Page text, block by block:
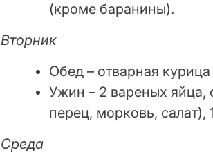
(кроме баранины).
Вторник
Обед – отварная
Ужин – 2 вареных
перец, морковь, салат),
Среда